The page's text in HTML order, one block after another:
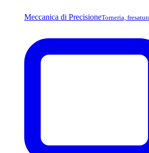
Meccanica di PrecisioneTorneria,